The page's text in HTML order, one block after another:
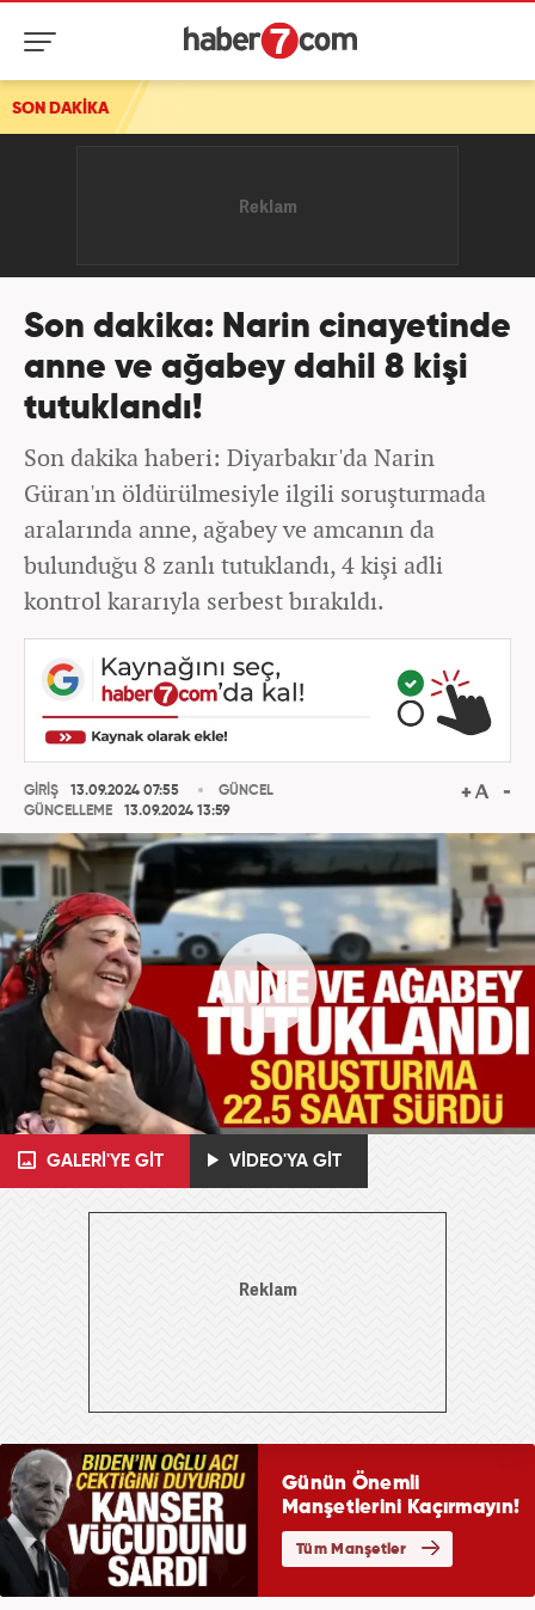
SON DAKİKA
Son dakika: Narin cinayetinde
anne ve ağabey dahil 8 kişi
tutuklandı!
Son dakika haberi: Diyarbakır'da Narin
Güran'ın öldürülmesiyle ilgili soruşturmada
aralarında anne, ağabey ve amcanın da
bulunduğu 8 zanlı tutuklandı, 4 kişi adli
kontrol kararıyla serbest bırakıldı.
GİRİŞ
13.09.2024 07:55
GÜNCELLEME
13.09.2024 13:59
GÜNCEL
GALERİ'YE GİT VİDEO'YA GİT